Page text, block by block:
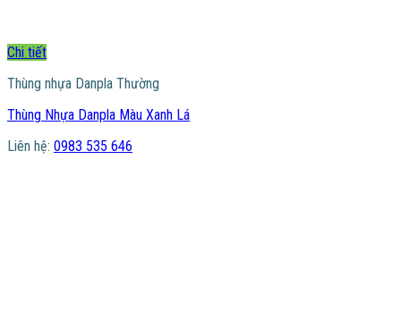
Chi tiết
Thùng nhựa Danpla Thường
Thùng Nhựa Danpla Màu Xanh Lá
Liên hệ: 0983 535 646